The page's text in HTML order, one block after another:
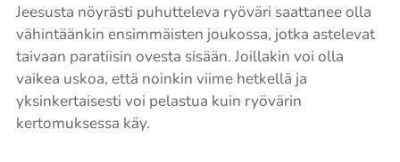
Jeesusta nöyrästi puhutteleva ryöväri saattanee olla
vähintäänkin ensimmäisten joukossa, jotka astelevat
taivaan paratiisin ovesta sisään. Joillakin voi olla
vaikea uskoa, että noinkin viime hetkellä ja
yksinkertaisesti voi pelastua kuin ryövärin
kertomuksessa käy.